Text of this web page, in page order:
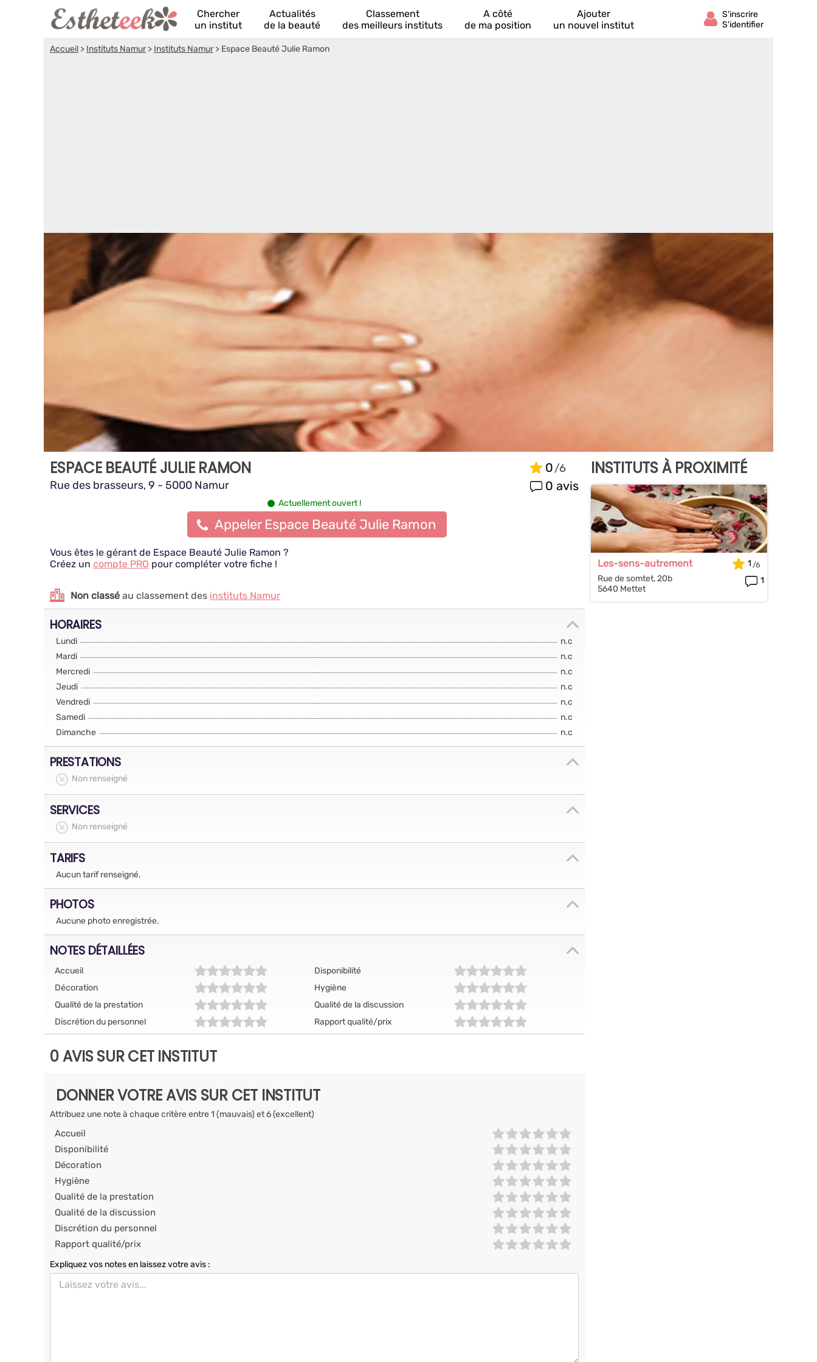
Chercher
un institut
Actualités
de la beauté
Classement
des meilleurs instituts
A côté
de ma position
Ajouter
un nouvel institut
Accueil > Instituts Namur > Instituts Namur > Espace Beauté Julie Ramon
ESPACE BEAUTÉ JULIE RAMON
Rue des brasseurs, 9 - 5000 Namur
0
0 avis
Actuellement ouvert !
Appeler Espace Beauté Julie Ramon
Vous êtes le gérant de Espace Beauté Julie Ramon ?
Créez un compte PRO pour compléter votre fiche !
Non classé au classement des instituts Namur
HORAIRES
Lundi
n.c
Mardi
n.c
Mercredi
n.c
Jeudi
n.c
Vendredi
n.c
Samedi
n.c
Dimanche
n.c
PRESTATIONS
Non renseigné
SERVICES
Non renseigné
TARIFS
Aucun tarif renseigné.
PHOTOS
Aucune photo enregistrée.
NOTES DÉTAILLÉES
Accueil
Disponibilité
Décoration
Hygiène
Qualité de la prestation
Qualité de la discussion
Discrétion du personnel
Rapport qualité/prix
0 AVIS SUR CET INSTITUT
DONNER VOTRE AVIS SUR CET INSTITUT
Attribuez une note à chaque critère entre 1 (mauvais) et 6 (excellent)
Accueil
Disponibilité
Décoration
Hygiène
Qualité de la prestation
Qualité de la discussion
Discrétion du personnel
Rapport qualité/prix
Expliquez vos notes en laissez votre avis :
INSTITUTS À PROXIMITÉ
Les-sens-autrement
Rue de somtet, 20b
5640 Mettet
1
1